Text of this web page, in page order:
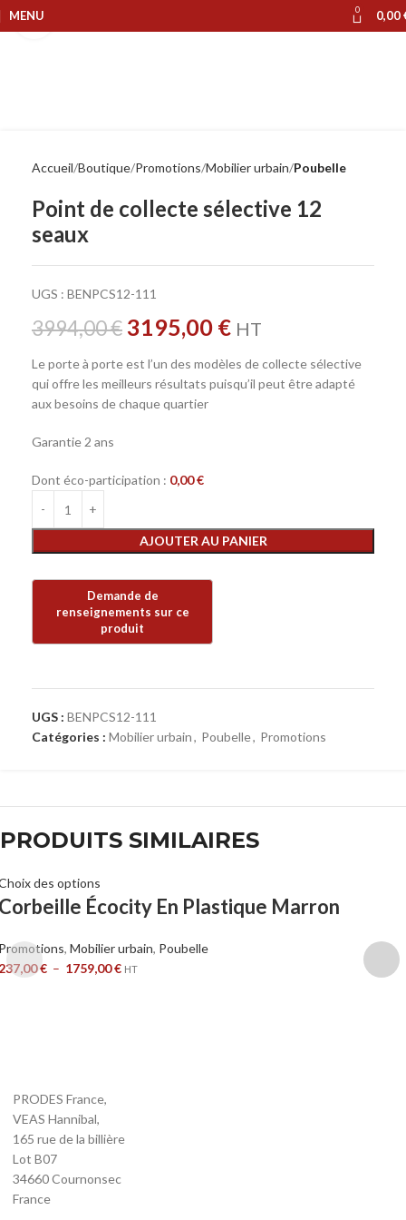
MENU 0 0,00
Accueil Boutique Promotions Mobilier urbain Poubelle
Point de collecte sélective 12
seaux
UGS : BENPCS12-111
3994,00€ 3195,00 € HT
Le porte à porte est l’un des modèles de collecte sélective
qui offre les meilleurs résultats puisqu’il peut être adapté
aux besoins de chaque quartier
Garantie 2 ans
Dont éco-participation : 0,00€
AJOUTER AU PANIER
UGS : BENPCS12-111
Catégories : Mobilier urbain, Poubelle, Promotions
PRODUITS SIMILAIRES
des options
Écocity En Plastique Marron
,Mobilier urbain, Poubelle
€ – 1759,00€ HT
PRODES France,
VEAS Hannibal,
165 rue de la billière
Lot B07
34660 Cournonsec
France